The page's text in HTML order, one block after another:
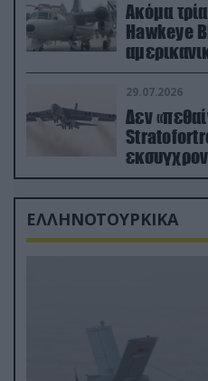
Ακόμα
Hawkeye
29.07.2026
Δεν
από τα
ΕΛΛΗΝΟΤΟΥΡΚΙΚΑ